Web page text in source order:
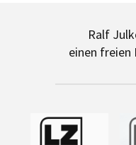
Ralf
einen freien